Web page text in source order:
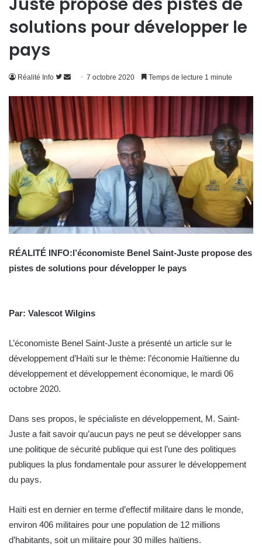
solutions pour développer le
pays
Réalité Info
Suivre
Twitter
Envoyer
courriel
7 octobre 2020 Temps de lecture 1 minute
RÉALITÉ INFO:l’économiste Benel Saint-Juste propose des
pistes de solutions pour développer le pays
Par: Valescot Wilgins
L’économiste Benel Saint-Juste a présenté un article sur le
développement d’Haïti sur le thème: l’économie Haïtienne du
développement et développement économique, le mardi 06
octobre 2020.
Dans ses propos, le spécialiste en développement, M. Saint-
Juste a fait savoir qu’aucun pays ne peut se développer sans
une politique de sécurité publique qui est l’une des politiques
publiques la plus fondamentale pour assurer le développement
du pays.
Haïti est en dernier en terme d’effectif militaire dans le monde,
environ 406 militaires pour une population de 12 millions
d’habitants, soit un militaire pour 30 milles haïtiens.